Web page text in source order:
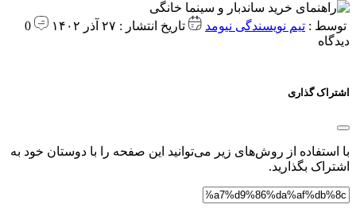
توسط : تیم نویسندگی نیومد تاریخ انتشار : ۲۷ آذر ۱۴۰۲
0
دیدگاه
اشتراک گذاری
با استفاده از روش‌های زیر می‌توانید این صفحه را با دوستان خود به
اشتراک بگذارید.